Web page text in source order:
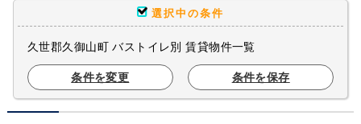
選択中の条件
久世郡久御山町 バストイレ別 賃貸物件一覧
条件を変更 条件を保存